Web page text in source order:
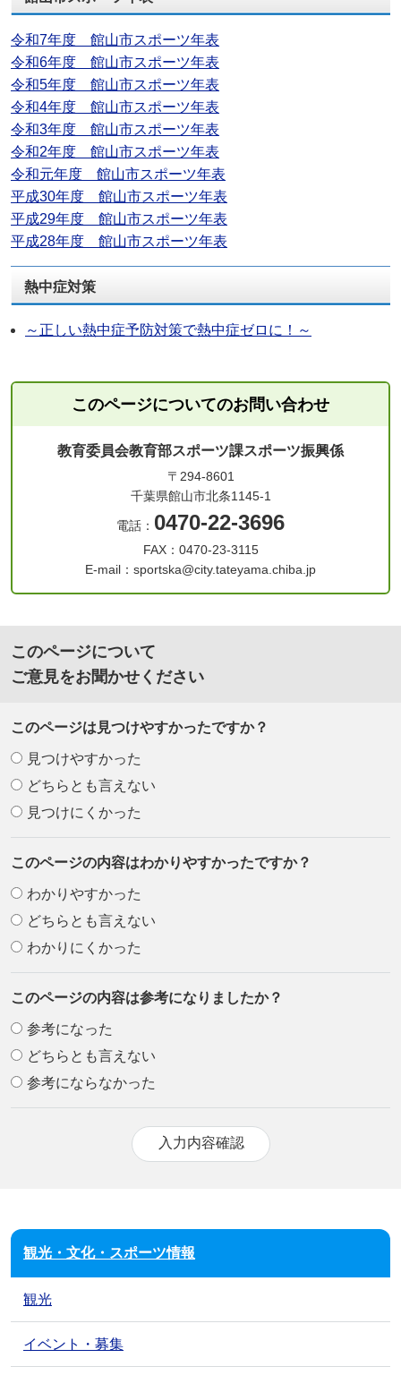
令和7年度 館山市スポーツ年表
令和6年度 館山市スポーツ年表
令和5年度 館山市スポーツ年表
令和4年度 館山市スポーツ年表
令和3年度 館山市スポーツ年表
令和2年度 館山市スポーツ年表
令和元年度 館山市スポーツ年表
平成30年度 館山市スポーツ年表
平成29年度 館山市スポーツ年表
平成28年度 館山市スポーツ年表
熱中症対策
～正しい熱中症予防対策で熱中症ゼロに！～
このページについてのお問い合わせ
教育委員会教育部スポーツ課スポーツ振興係
〒294-8601
千葉県館山市北条1145-1
電話： 0470-22-3696
FAX：0470-23-3115
E-mail：sportska@city.tateyama.chiba.jp
このページについて
ご意見をお聞かせください
このページは見つけやすかったですか？
見つけやすかった
どちらとも言えない
見つけにくかった
このページの内容はわかりやすかったですか？
わかりやすかった
どちらとも言えない
わかりにくかった
このページの内容は参考になりましたか？
参考になった
どちらとも言えない
参考にならなかった
観光・文化・スポーツ情報
観光
イベント・募集